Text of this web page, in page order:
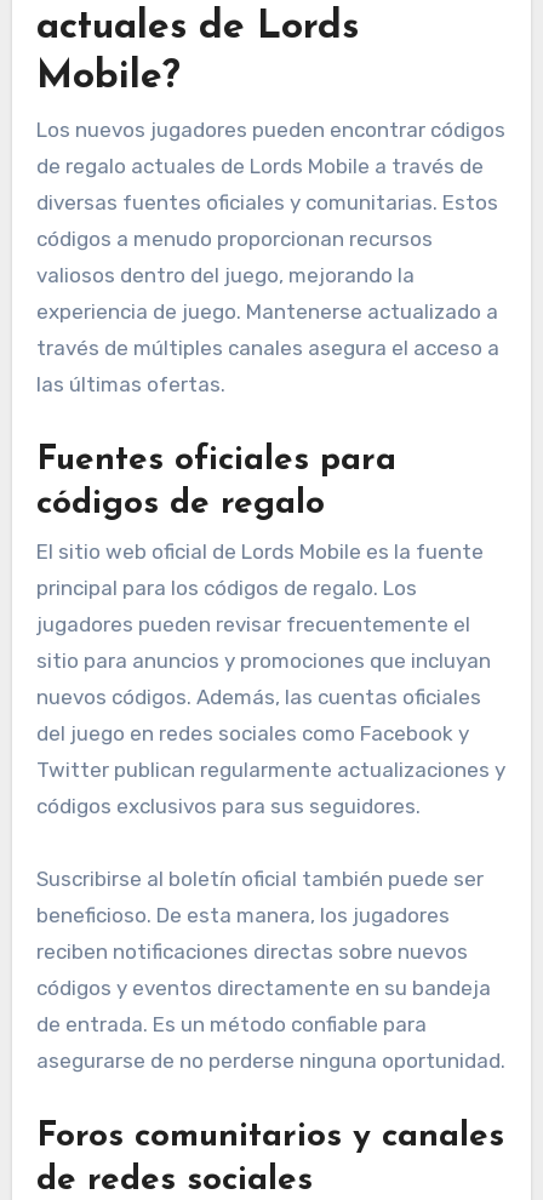
actuales de Lords
Mobile?
Los nuevos jugadores pueden encontrar códigos
de regalo actuales de Lords Mobile a través de
diversas fuentes oficiales y comunitarias. Estos
códigos a menudo proporcionan recursos
valiosos dentro del juego, mejorando la
experiencia de juego. Mantenerse actualizado a
través de múltiples canales asegura el acceso a
las últimas ofertas.
Fuentes oficiales para
códigos de regalo
El sitio web oficial de Lords Mobile es la fuente
principal para los códigos de regalo. Los
jugadores pueden revisar frecuentemente el
sitio para anuncios y promociones que incluyan
nuevos códigos. Además, las cuentas oficiales
del juego en redes sociales como Facebook y
Twitter publican regularmente actualizaciones y
códigos exclusivos para sus seguidores.
Suscribirse al boletín oficial también puede ser
beneficioso. De esta manera, los jugadores
reciben notificaciones directas sobre nuevos
códigos y eventos directamente en su bandeja
de entrada. Es un método confiable para
asegurarse de no perderse ninguna oportunidad.
Foros comunitarios y canales
de redes sociales